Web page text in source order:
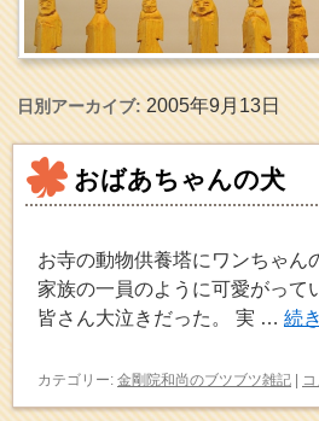
日別アーカイブ:2005年9月13日
おばあちゃんの犬
お寺の動物供養塔にワンちゃん
家族の一員のように可愛がって
皆さん大泣きだった。 実 … 続
カテゴリー: 金剛院和尚のブツブツ雑記 |